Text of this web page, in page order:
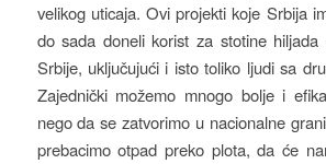
velikog uticaja. Ovi projekti koje Srbija
do sada doneli korist za stotine hiljada
Srbije, uključujući i isto toliko ljudi sa
Zajednički možemo mnogo bolje i
nego da se zatvorimo u nacionalne
prebacimo otpad preko plota, da će